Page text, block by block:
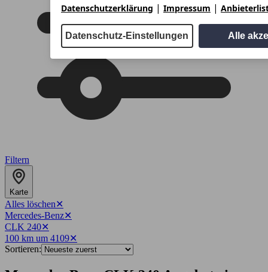
Datenschutzerklärung | Impressum |
Datenschutz-Einstellungen Alle
Filtern
Karte
Alles löschen✕
Mercedes-Benz✕
CLK 240✕
100 km um 4109✕
Sortieren: